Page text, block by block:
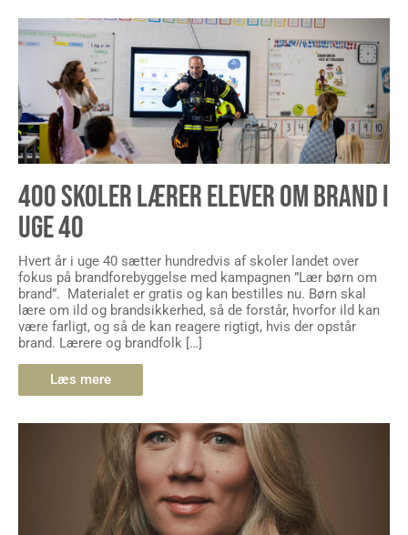
400 SKOLER LÆRER ELEVER OM BRAND I
UGE 40
Hvert år i uge 40 sætter hundredvis af skoler landet over
fokus på brandforebyggelse med kampagnen ”Lær børn om
brand”. Materialet er gratis og kan bestilles nu. Børn skal
lære om ild og brandsikkerhed, så de forstår, hvorfor ild kan
være farligt, og så de kan reagere rigtigt, hvis der opstår
brand. Lærere og brandfolk […]
Læs mere